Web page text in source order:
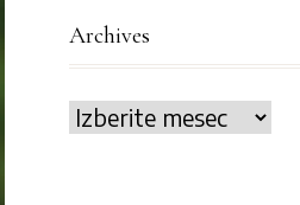
Archives